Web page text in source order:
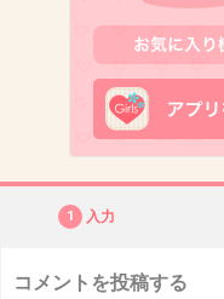
1 入力
コメントを投稿する